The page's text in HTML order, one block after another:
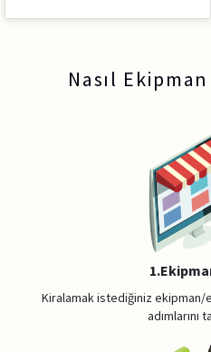
Nasıl
Kiralamak istediğiniz ekipman/
adımlarını